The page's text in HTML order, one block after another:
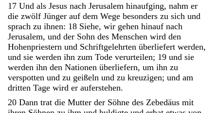
17 Und als Jesus nach Jerusalem hinaufging, nahm er
die zwölf Jünger auf dem Wege besonders zu sich und
sprach zu ihnen: 18 Siehe, wir gehen hinauf nach
Jerusalem, und der Sohn des Menschen wird den
Hohenpriestern und Schriftgelehrten überliefert werden,
und sie werden ihn zum Tode verurteilen; 19 und sie
werden ihn den Nationen überliefern, um ihn zu
verspotten und zu geißeln und zu kreuzigen; und am
dritten Tage wird er auferstehen.
20 Dann trat die Mutter der Söhne des Zebedäus mit